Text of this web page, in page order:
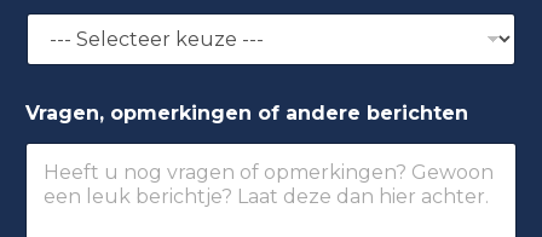
Vragen, opmerkingen of andere berichten